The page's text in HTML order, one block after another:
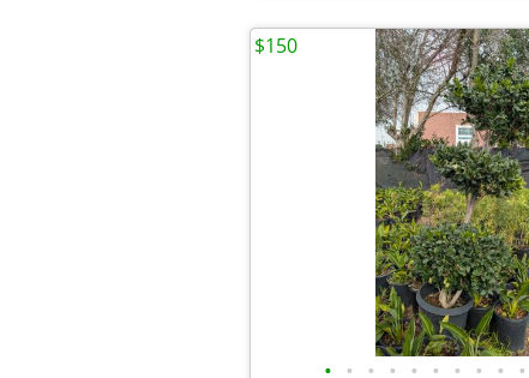
• • • • • • • • • •
$150